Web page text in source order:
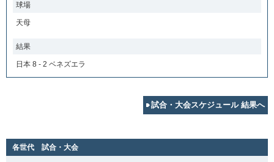
球場
天母
結果
日本 8 - 2 ベネズエラ
試合・大会スケジュール 結果へ
各世代 試合・大会